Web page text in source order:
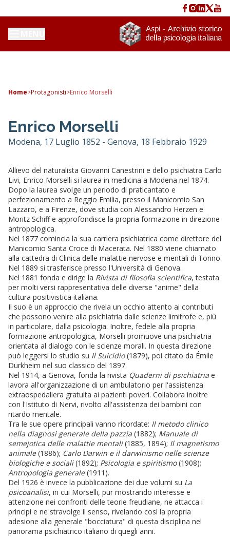
Home>Protagonisti>Enrico Morselli
Enrico Morselli
Modena, 17 Luglio 1852 - Genova, 18 Febbraio 1929
Allievo del naturalista Giovanni Canestrini e dello psichiatra Carlo
Livi, Enrico Morselli si laurea in medicina a Modena nel 1874.
Dopo la laurea svolge un periodo di praticantato e
perfezionamento a Reggio Emilia, presso il Manicomio San
Lazzaro, e a Firenze, dove studia con Alessandro Herzen e
Moritz Schiff e approfondisce la propria formazione in direzione
antropologica.
Nel 1877 comincia la sua carriera psichiatrica come direttore del
Manicomio Santa Croce di Macerata. Nel 1880 viene chiamato
alla cattedra di Clinica delle malattie nervose e mentali di Torino.
Nel 1889 si trasferisce presso l'Università di Genova.
Nel 1881 fonda e dirige la Rivista di filosofia scientifica, testata
per molti versi rappresentativa delle diverse "anime" della
cultura positivistica italiana.
Il suo è un approccio che rivela un occhio attento ai contributi
che possono venire alla psichiatria dalle scienze limitrofe e, più
in particolare, dalla psicologia. Inoltre, fedele alla propria
formazione antropologica, Morselli promuove una psichiatria
orientata al dialogo con le scienze morali. In questa direzione
può leggersi lo studio su Il Suicidio(1879), poi citato da Émile
Durkheim nel suo classico del 1897.
Nel 1914, a Genova, fonda la rivista Quaderni di psichiatria e
lavora all'organizzazione di un ambulatorio per l'assistenza
extraospedaliera gratuita ai pazienti poveri. Collabora inoltre
con l'Istituto di Nervi, rivolto all'assistenza dei bambini con
ritardo mentale.
Tra le sue opere principali vanno ricordate: Il metodo clinico
nella diagnosi generale della pazzia (1882); Manuale di
semejotica delle malattie mentali(1885, 1894); Il magnetismo
animale(1886); Carlo Darwin e il darwinismo nelle scienze
biologiche e sociali(1892); Psicologia e spiritismo(1908);
Antropologia generale(1911).
Del 1926 è invece la pubblicazione dei due volumi su La
psicoanalisi, in cui Morselli, pur mostrando interesse e
attenzione nei confronti delle teorie freudiane, ne attacca i
principi e ne stravolge il senso, rivelando così la propria
adesione alla generale "bocciatura" di questa disciplina nel
panorama psichiatrico italiano di quegli anni.